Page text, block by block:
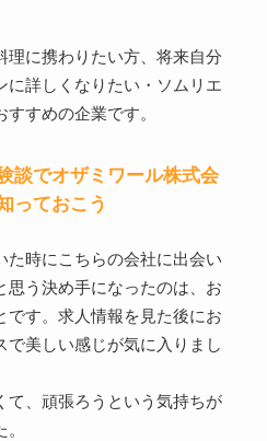
理に携わりたい方、将来自分
に詳しくなりたい・ソムリエ
すめの企業です。
談でオザミワール株式会
っておこう
た時にこちらの会社に出会い
思う決め手になったのは、お
です。求人情報を見た後にお
で美しい感じが気に入りまし
て、頑張ろうという気持ちが